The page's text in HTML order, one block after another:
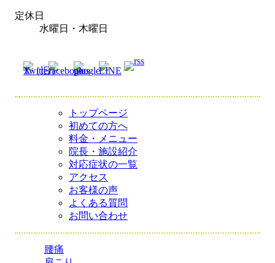
定休日
水曜日・木曜日
トップページ
初めての方へ
料金・メニュー
院長・施設紹介
対応症状の一覧
アクセス
お客様の声
よくある質問
お問い合わせ
腰痛